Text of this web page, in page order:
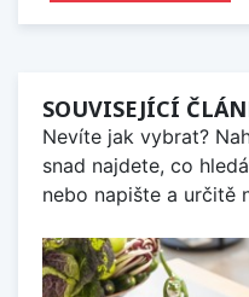
SOUVISEJÍCÍ
Nevíte jak vybrat?
snad najdete, co
nebo napište a určitě